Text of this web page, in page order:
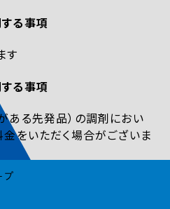
る事項
す
る事項
ある先発品）の調剤におい
をいただく場合がございま